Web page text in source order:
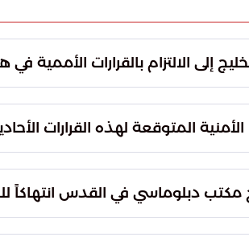
إلى الالتزام بالقرارات الأممية في
أن أي قرارات أحادية الجانب
الشعب الفلسطيني المشروعة.
المتوقعة لهذه القرارات
والقوانين الدولية إلى زعزعة
التوتر السياسي وإضعاف فرص
مكتب دبلوماسي في القدس انتهاكاً